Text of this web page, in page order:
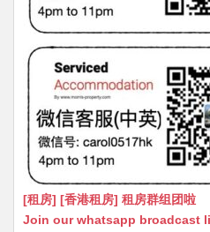
[租房] [香港租房] 租房群组团啦
Join our whatsapp broadcast